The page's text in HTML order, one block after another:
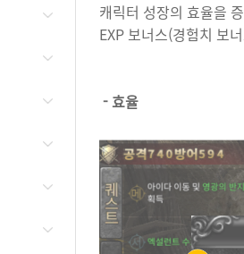
캐릭터 성장의 효율을
EXP 보너스(경험치 보
- 효율